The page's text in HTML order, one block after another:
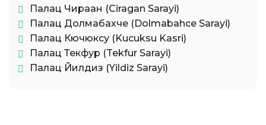
Палац Чираан (Ciragan Sarayi)
Палац Долмабахче (Dolmabahce Sarayi)
Палац Кючюксу (Kucuksu Kasri)
Палац Текфур (Tekfur Sarayi)
Палац Йилдиз (Yildiz Sarayi)